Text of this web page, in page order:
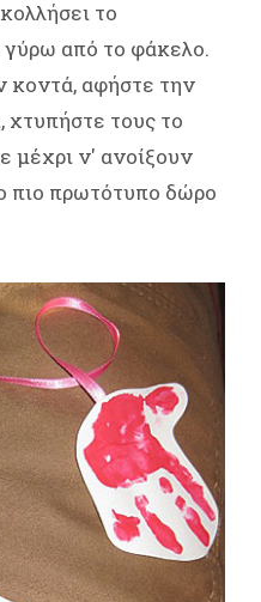
το
από το φάκελο.
κοντά, αφήστε την
χτυπήστε τους το
μέχρι ν' ανοίξουν
πιο πρωτότυπο δώρο